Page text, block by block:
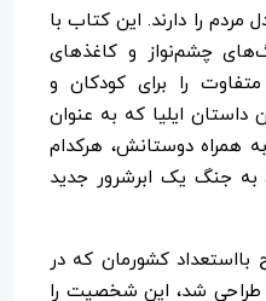
را دارند. این کتاب با
چشم‌نواز و کاغذهای
را برای کودکان و
داستان ایلیا که به عنوان
همراه دوستانش، هرکدام
به جنگ یک ابرشرور جدید
بااستعداد کشورمان که در
طراحی شد، این شخصیت را